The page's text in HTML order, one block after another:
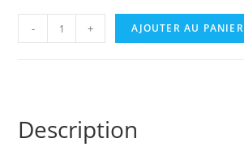
quantité
de
- + AJOUTER AU PANIER
Description